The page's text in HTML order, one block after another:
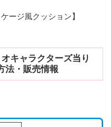
ージ風クッション】
キャラクターズ当り
法・販売情報